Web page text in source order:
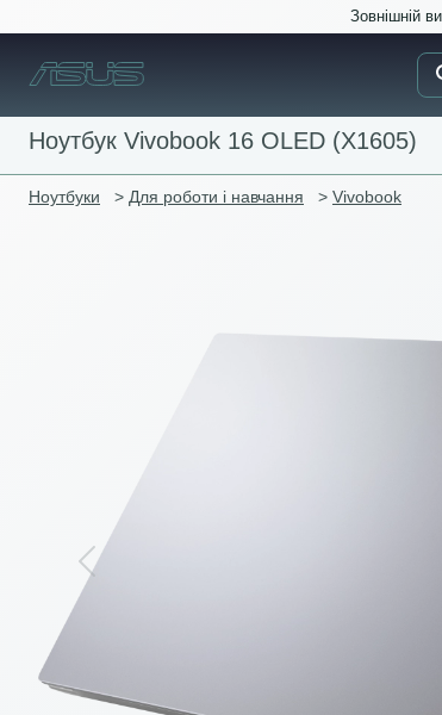
Зовнішній
Ноутбук Vivobook 16 OLED (X1605)
Ноутбуки > Для роботи і навчання > Vivobook
Previous